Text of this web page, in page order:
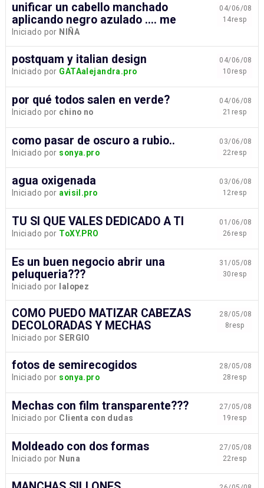
04/06/08
14resp
unificar un cabello manchado
aplicando negro azulado .... me
Iniciado por NIÑA
04/06/08
10resp
postquam y italian design
Iniciado por GATAalejandra.pro
04/06/08
21resp
por qué todos salen en verde?
Iniciado por chino no
03/06/08
22resp
como pasar de oscuro a rubio..
Iniciado por sonya.pro
03/06/08
12resp
agua oxigenada
Iniciado por avisil.pro
01/06/08
26resp
TU SI QUE VALES DEDICADO A TI
Iniciado por ToXY.PRO
31/05/08
30resp
Es un buen negocio abrir una
peluqueria???
Iniciado por lalopez
28/05/08
8resp
COMO PUEDO MATIZAR CABEZAS
DECOLORADAS Y MECHAS
Iniciado porSERGIO
28/05/08
28resp
fotos de semirecogidos
Iniciado por sonya.pro
27/05/08
19resp
Mechas con film transparente???
Iniciado por Clienta con dudas
27/05/08
22resp
Moldeado con dos formas
Iniciado por Nuna